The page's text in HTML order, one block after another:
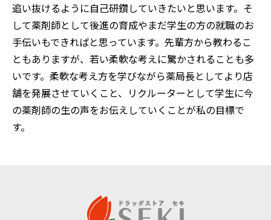
追い抜けるように自己研鑽していきたいと思います。そ
して薬剤師として後進の育成やまだ学生の方の就職のお
手伝いもできればと思っています。先輩方から教わるこ
ともありますが、若い柔軟な考えに驚かされることも多
いです。柔軟な考え方を学びながら薬局長としてより店
舗を発展させていくこと、リクルーターとして学生に今
の薬剤師の生の声をお伝えしていくことが私の目標で
す。